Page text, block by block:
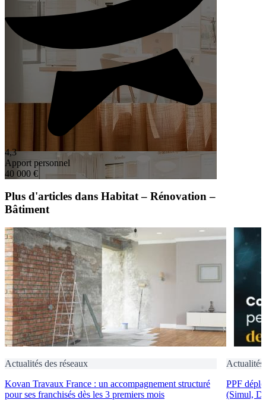
4,3
Apport personnel
40 000 €
Plus d'articles dans Habitat – Rénovation –
Bâtiment
Actualités des réseaux
Kovan Travaux France : un accompagnement structuré
pour ses franchisés dès les 3 premiers mois
Actualités
PPF
(Simul,